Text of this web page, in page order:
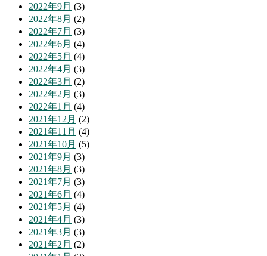
2022年9月 (3)
2022年8月 (2)
2022年7月 (3)
2022年6月 (4)
2022年5月 (4)
2022年4月 (3)
2022年3月 (2)
2022年2月 (3)
2022年1月 (4)
2021年12月 (2)
2021年11月 (4)
2021年10月 (5)
2021年9月 (3)
2021年8月 (3)
2021年7月 (3)
2021年6月 (4)
2021年5月 (4)
2021年4月 (3)
2021年3月 (3)
2021年2月 (2)